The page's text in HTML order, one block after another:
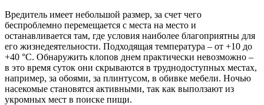
Вредитель имеет небольшой размер, за счет чего
беспроблемно перемещается с места на место и
останавливается там, где условия наиболее благоприятны для
его жизнедеятельности. Подходящая температура – от +10 до
+40 °С. Обнаружить клопов днем практически невозможно –
в это время суток они скрываются в труднодоступных местах,
например, за обоями, за плинтусом, в обивке мебели. Ночью
насекомые становятся активными, так как выползают из
укромных мест в поиске пищи.